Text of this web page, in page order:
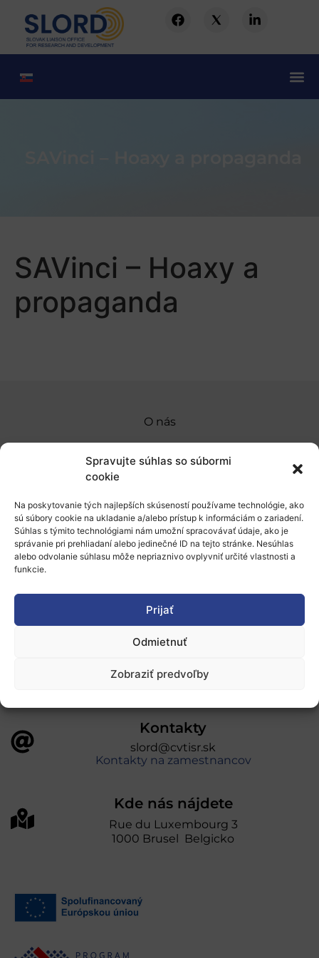
Spravujte súhlas so súbormi
cookie
Na poskytovanie tých najlepších skúseností používame technológie, ako
sú súbory cookie na ukladanie a/alebo prístup k informáciám o zariadení.
Súhlas s týmito technológiami nám umožní spracovávať údaje, ako je
správanie pri prehliadaní alebo jedinečné ID na tejto stránke. Nesúhlas
alebo odvolanie súhlasu môže nepriaznivo ovplyvniť určité vlastnosti a
funkcie.
Prijať
Odmietnuť
Zobraziť predvoľby
SAVinci – Hoaxy a
propaganda
O nás
Financovanie a podpora
Stáže a pobyty
Novinky
Ochrana osobných údajov
„Projekt SK4ERA II je spolufinancovaný Európskou
úniou v rámci Programu Slovensko. Portál
prevádzkuje Centrum vedecko-technických
Kontakty
slord@cvtisr.sk
Kontakty na zamestnancov
Kde nás nájdete
Rue du Luxembourg 3
1000 Brusel Belgicko